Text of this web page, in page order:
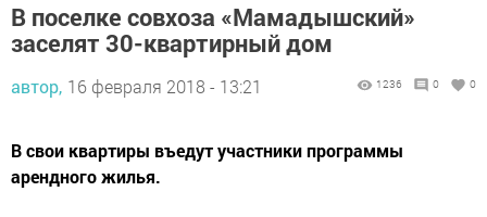
В поселке совхоза «Мамадышский»
заселят 30-квартирный дом
автор, 16 февраля 2018 - 13:21 1236 0 0
В свои квартиры въедут участники программы
арендного жилья.